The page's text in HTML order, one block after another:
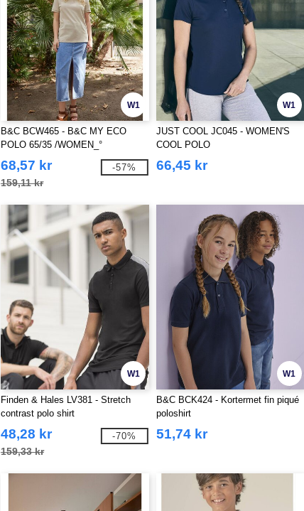
W1
B&C BCW465 - B&C MY ECO
POLO 65/35 /WOMEN_°
68,57 kr
159,11 kr
-57%
W1
JUST COOL JC045 - WOMEN'S
COOL POLO
66,45 kr
W1
Finden & Hales LV381 - Stretch
contrast polo shirt
48,28 kr
159,33 kr
-70%
W1
B&C BCK424 - Kortermet fin piqué
poloshirt
51,74 kr